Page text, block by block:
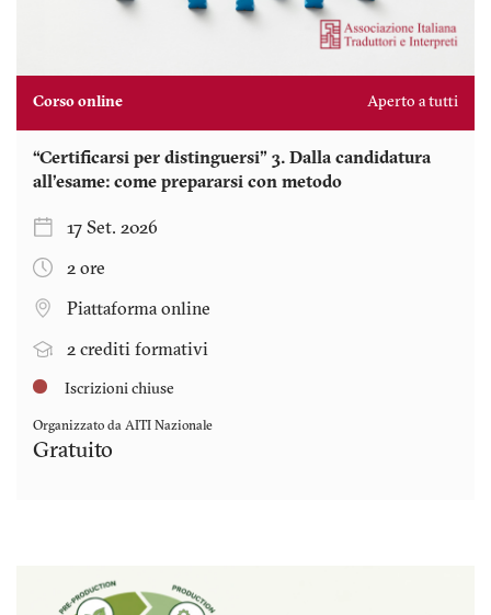
Corso online Aperto a tutti
“Certificarsi per distinguersi” 3. Dalla candidatura
all’esame: come prepararsi con metodo
17 Set. 2026
2 ore
Piattaforma online
2 crediti formativi
Iscrizioni chiuse
Organizzato da AITI Nazionale
Gratuito